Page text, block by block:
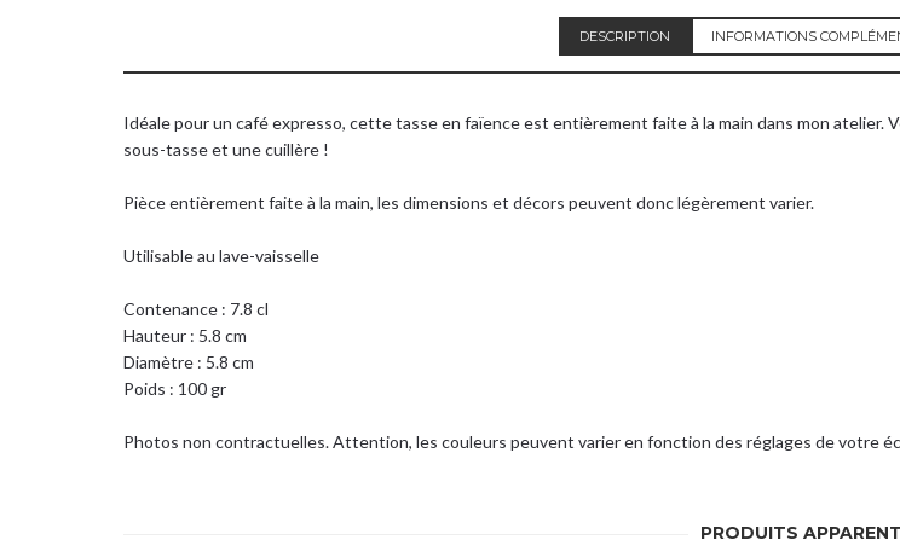
DESCRIPTION INFORMATIONS
Idéale pour un café expresso, cette tasse en faïence est entièrement faite à la main dans mon
sous-tasse et une cuillère !
Pièce entièrement faite à la main, les dimensions et décors peuvent donc légèrement varier.
Utilisable au lave-vaisselle
Contenance : 7.8 cl
Hauteur : 5.8 cm
Diamètre : 5.8 cm
Poids : 100 gr
Photos non contractuelles. Attention, les couleurs peuvent varier en fonction des réglages de votre
PRODUITS
Merci de votre